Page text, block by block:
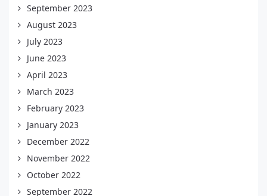
September 2023
August 2023
July 2023
June 2023
April 2023
March 2023
February 2023
January 2023
December 2022
November 2022
October 2022
September 2022